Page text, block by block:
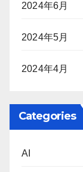
2024年6月
2024年5月
2024年4月
Categories
AI